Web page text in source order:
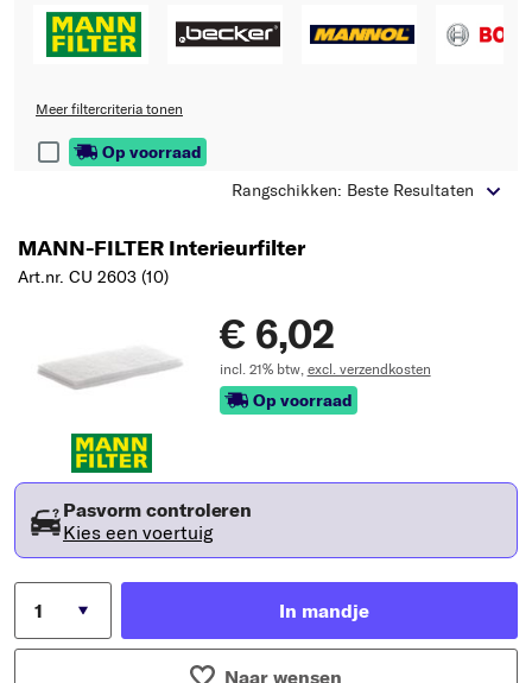
Selecteer model
Meer filtercriteria tonen
Op voorraad
Rangschikken: Beste Resultaten
MANN-FILTER Interieurfilter
Art.nr. CU 2603 (10)
€ 6,02
incl. 21% btw, excl. verzendkosten
Op voorraad
Pasvorm controleren
Kies een voertuig
In mandje
Naar wensen